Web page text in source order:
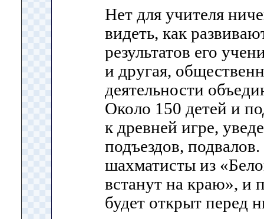
Нет для учителя
видеть, как
результатов его
и другая,
деятельности
Около 150 детей и
к древней игре,
подъездов,
шахматисты из
встанут на краю», и
будет открыт перед